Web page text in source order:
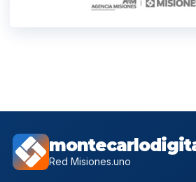
Red Misiones.uno